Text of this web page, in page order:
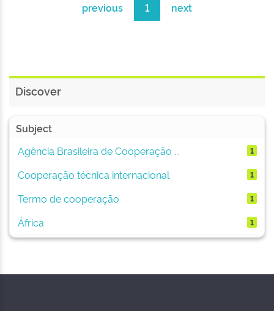
previous 1 next
Discover
Subject
Agência Brasileira de Cooperação ...
1
Cooperação técnica internacional 1
Termo de cooperação 1
África 1